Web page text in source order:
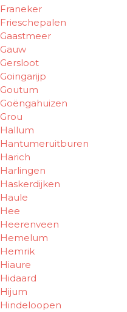
Franeker
Frieschepalen
Gaastmeer
Gauw
Gersloot
Goingarijp
Goutum
Goëngahuizen
Grou
Hallum
Hantumeruitburen
Harich
Harlingen
Haskerdijken
Haule
Hee
Heerenveen
Hemelum
Hemrik
Hiaure
Hidaard
Hijum
Hindeloopen